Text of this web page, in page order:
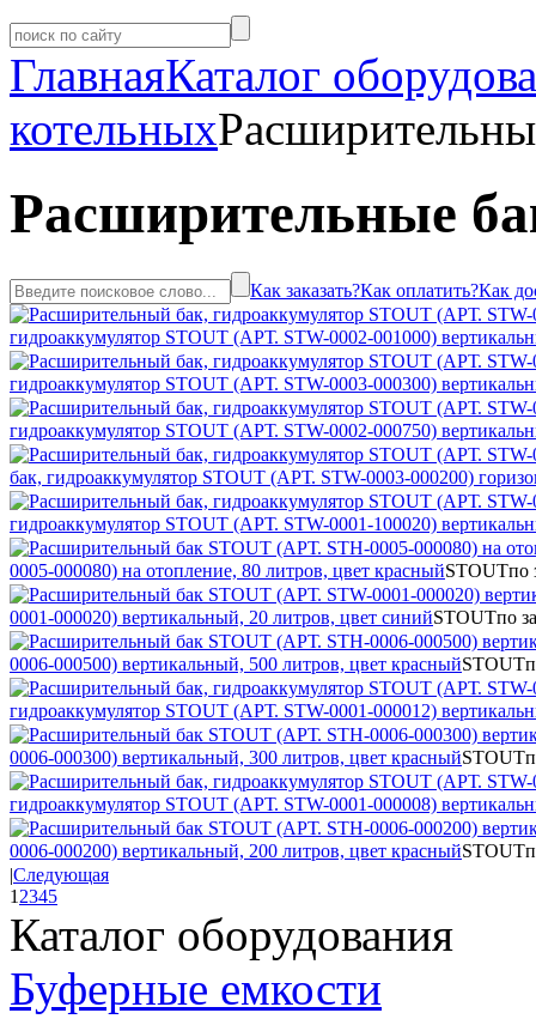
ГлавнаяКаталог
котельных
Расширительные
Как заказать?Как оплатить?Как
гидроаккумулятор STOUT (АРТ. STW-0002-001000)
гидроаккумулятор STOUT (АРТ. STW-0003-000300)
гидроаккумулятор STOUT (АРТ. STW-0002-000750)
бак, гидроаккумулятор STOUT (АРТ. STW-0003-000200)
гидроаккумулятор STOUT (АРТ. STW-0001-100020)
0005-000080) на отопление, 80 литров, цвет красныйSTOUTпо
0001-000020) вертикальный, 20 литров, цвет синийSTOUTпо
0006-000500) вертикальный, 500 литров, цвет красныйSTOUT
гидроаккумулятор STOUT (АРТ. STW-0001-000012)
0006-000300) вертикальный, 300 литров, цвет красныйSTOUT
гидроаккумулятор STOUT (АРТ. STW-0001-000008)
0006-000200) вертикальный, 200 литров, цвет красныйSTOUT
|Следующая
1 2345
Каталог оборудования
Буферные емкости